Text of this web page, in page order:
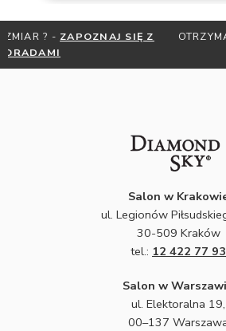
OTRZYMAJ BEZPŁATNĄ MIARKĘ
ZAPISZ SIĘ DO
Salon w
ul. Legionów
30-509 Kraków
tel.: 12 422 77 93
Salon w
ul. Elektoralna 19,
00–137